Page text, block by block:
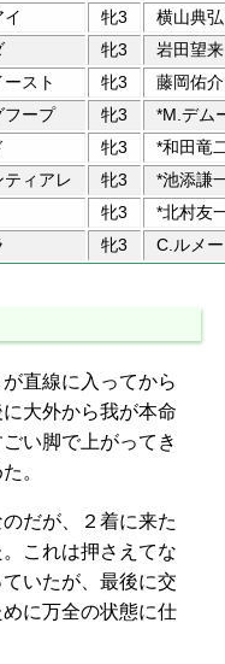
牝3
横山典弘
牝3
岩田望来
スト 牝3
藤岡佑介
フープ 牝3
*M.デム
牝3
*和田竜
ィアレ 牝3
*池添謙
牝3
*北村友
牝3 C.ルメー
直線に入ってから
大外から我が本命
い脚で上がってき
。
だが、２着に来た
これは押さえてな
いたが、最後に交
に万全の状態に仕